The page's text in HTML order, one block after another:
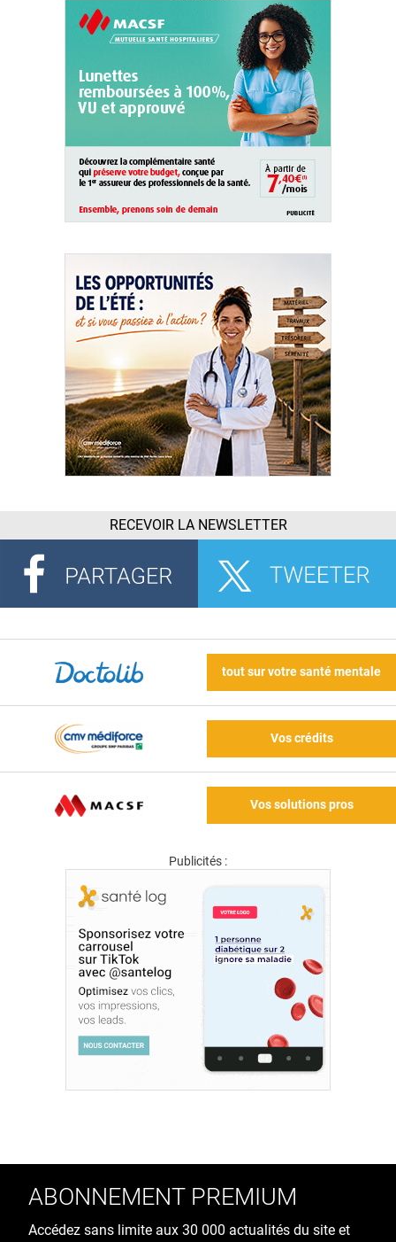
RECEVOIR LA NEWSLETTER
tout sur votre santé mentale
Vos crédits
Vos solutions pros
Publicités :
ABONNEMENT PREMIUM
Accédez sans limite aux 30 000 actualités du site et